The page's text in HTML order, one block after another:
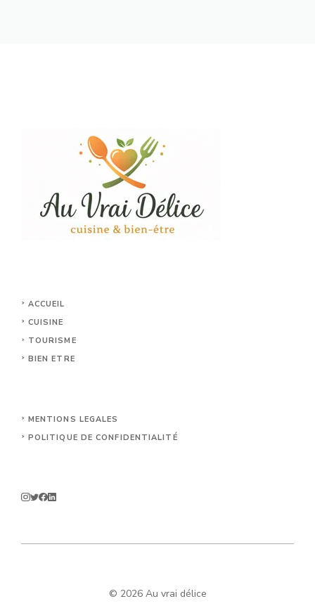
ACCUEIL
CUISINE
TOURISME
BIEN ETRE
MENTIONS LEGALES
POLITIQUE DE CONFIDENTIALITÉ
© 2026 Au vrai délice